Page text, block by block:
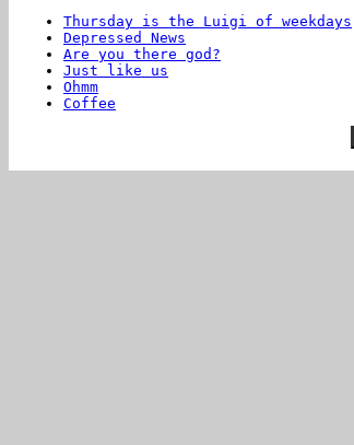
Thursday is the Luigi of weekdays
Depressed News
Are you there god?
Just like us
Ohmm
Coffee